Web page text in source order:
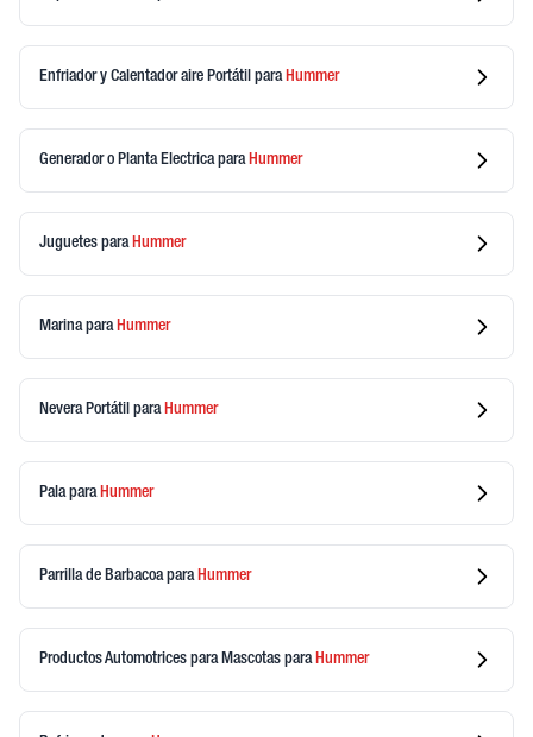
Enfriador y Calentador aire Portátil para Hummer
Generador o Planta Electricapara Hummer
Juguetes para Hummer
Marinapara Hummer
Nevera Portátil para Hummer
Palapara Hummer
Parrilla de Barbacoapara Hummer
Productos Automotrices para Mascotas para Hummer